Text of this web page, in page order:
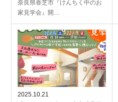
奈良県香芝市『けんちく中のお
家見学会』開…
2025.10.21